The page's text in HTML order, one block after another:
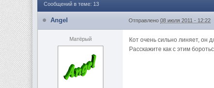
Сообщений в теме: 13
Angel Отправлено08 июля 2011 - 12:22
Матёрый
Кот очень сильно линяет, он
Расскажите как с этим